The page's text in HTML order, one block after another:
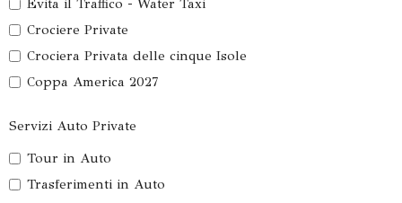
Evita il Traffico - Water Taxi
Crociere Private
Crociera Privata delle cinque Isole
Coppa America 2027
Servizi Auto Private
Tour in Auto
Trasferimenti in Auto